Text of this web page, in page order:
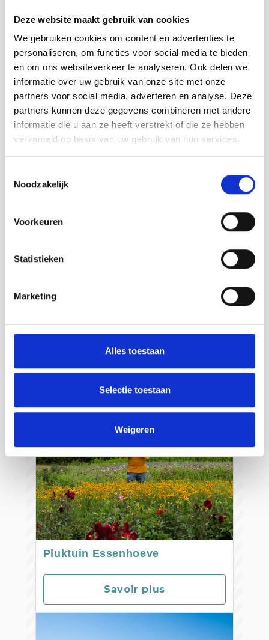
Deze website maakt gebruik van cookies
We gebruiken cookies om content en advertenties te
personaliseren, om functies voor social media te bieden
en om ons websiteverkeer te analyseren. Ook delen we
informatie over uw gebruik van onze site met onze
partners voor social media, adverteren en analyse. Deze
partners kunnen deze gegevens combineren met andere
informatie die u aan ze heeft verstrekt of die ze hebben
verzameld op basis van uw gebruik van hun services.
Noodzakelijk
Voorkeuren
Statistieken
Marketing
Alles toestaan
Selectie toestaan
Weigeren
Bezoek website
breskensaanzee@hotmail.nl
Anderen bekeken ook:
Cadzand
Savoir plus
Pluktuin Essenhoeve
Savoir plus